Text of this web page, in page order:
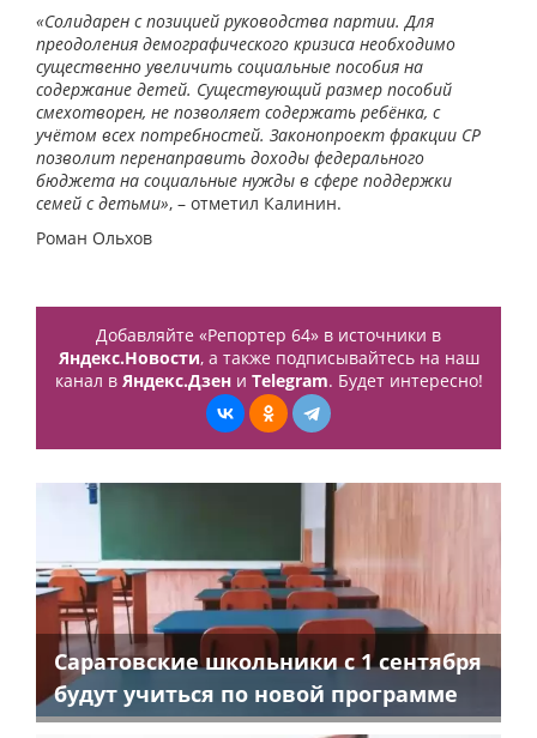
«Солидарен с позицией руководства партии. Для
преодоления демографического кризиса необходимо
существенно увеличить социальные пособия на
содержание детей. Существующий размер пособий
смехотворен, не позволяет содержать ребёнка, с
учётом всех потребностей. Законопроект фракции СР
позволит перенаправить доходы федерального
бюджета на социальные нужды в сфере поддержки
семей с детьми», – отметил Калинин.
Роман Ольхов
Добавляйте «Репортер 64» в источники в
Яндекс.Новости, а также подписывайтесь на наш
канал в Яндекс.Дзени Telegram. Будет интересно!
Саратовские школьники с 1 сентября
будут учиться по новой программе